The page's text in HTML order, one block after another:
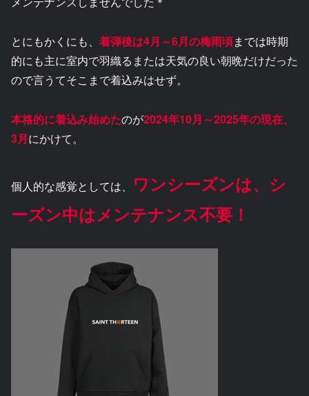
とにもかくにも、 着弾後は4月～6月の梅雨頃までは時期
的にも主に室内で羽織るまたは天気の良い朝晩だけだった
ので言うてそこまで着込みはせず。
本格的に着込み始めたのが2024年10月～2025年の現在、
3月にかけて。
個人的な感覚としては、
ワンシーズンは、シ
ーズン中はメンテナンス不要！